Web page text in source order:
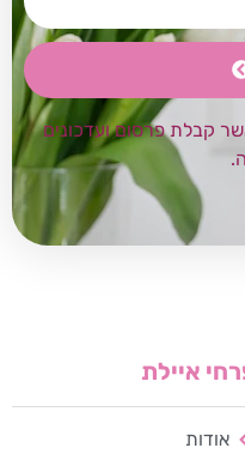
קבלת פרסום ועדכונים
איילת
אודות